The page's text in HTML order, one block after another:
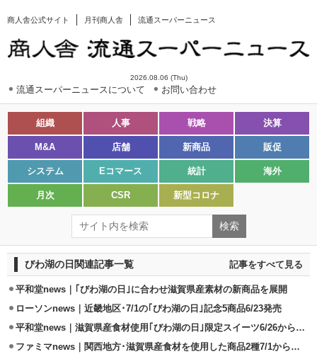
商人舎公式サイト 月刊商人舎 流通スーパーニュース
2026.08.06 (Thu)
流通スーパーニュースについて お問い合わせ
組織 人事 戦略 決算
M&A 店舗 新商品 販促
システム Eコマース 統計 海外
月次 CSR 新型コロナ
びわ湖の日関連記事一覧 記事をすべて見る
平和堂news｜｢びわ湖の日｣に合わせ滋賀県産素材の新商品を展開
ローソンnews｜近畿地区･7/1の｢びわ湖の日｣記念5商品6/23発売
平和堂news｜滋賀県産食材使用｢びわ湖の日｣限定スイーツ6/26から発売
ファミマnews｜関西地方･滋賀県産食材を使用した商品2種7/1から発売